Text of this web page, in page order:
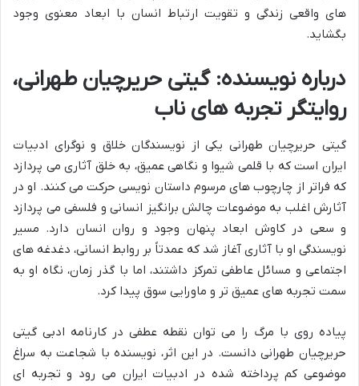
های واقعی زندگی و تقویت ارتباط انسان با ابعاد معنوی وجود
بگشاید.
درباره نویسنده: گیتی حریرچیان طهرانی،
روایتگر تجربه های ناب
گیتی حریرچیان طهرانی یکی از نویسندگان خلاق و نوگرای ادبیات
ایران است که با قلمی شیوا و نگاهی عمیق، به خلق آثاری می پردازد
که فراتر از چارچوب های مرسوم داستان نویسی حرکت می کنند. او در
آثارش اغلب به موضوعات چالش برانگیز انسانی و فلسفی می پردازد
و سعی در کاوش ابعاد پنهان وجود و روان انسان دارد. مسیر
نویسندگی او با آثاری آغاز شد که عمدتاً بر روابط انسانی، دغدغه های
اجتماعی و مسائل عاطفی تمرکز داشتند، اما با گذر زمان، نگاه او به
سمت تجربه های عمیق تر و ماورایی سوق پیدا کرد.
پیاده روی با مرگ را می توان نقطه عطفی در کارنامه ادبی گیتی
حریرچیان طهرانی دانست. در این اثر، نویسنده با شجاعت به سراغ
موضوعی کم پرداخته شده در ادبیات ایران می رود و تجربه ای